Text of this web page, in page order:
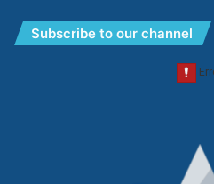
Subscribe to our channel